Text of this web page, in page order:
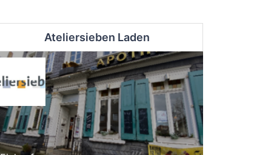
Ateliersieben Laden